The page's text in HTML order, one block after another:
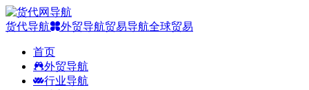
货代导航 外贸导航贸易导航全球贸易
首页
外贸导航
行业导航